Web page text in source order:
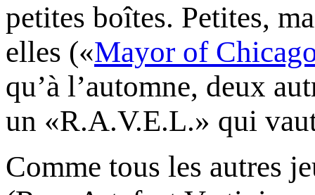
petites boîtes. Petites,
elles («Mayor of
qu’à l’automne, deux
un «R.A.V.E.L.» qui
Comme tous les autres